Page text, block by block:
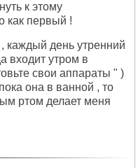
к этому
как первый !
каждый день утренний
входит утром в
свои аппараты " )
она в ванной , то
ртом делает меня